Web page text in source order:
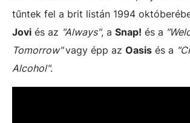
tűntek fel a brit listán 1994
Jovi és az "Always", a Snap! és a
Tomorrow"vagy épp az Oasis és a
Alcohol".